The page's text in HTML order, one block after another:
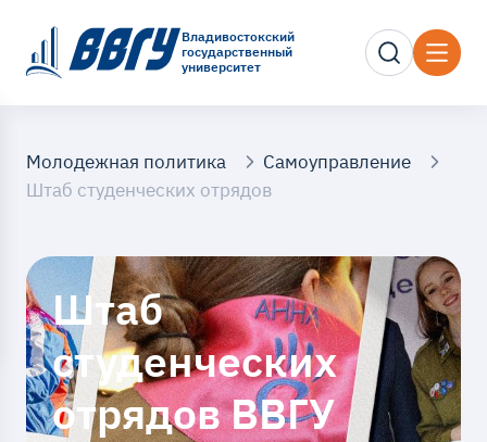
Владивостокский
государственный
университет
Молодежная политика
Самоуправление
Штаб студенческих отрядов
Штаб
студенческих
отрядов ВВГУ